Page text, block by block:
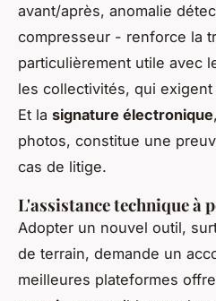
avant/après, anomalie
compresseur - renforce la
particulièrement utile avec
les collectivités, qui
Et la signature électronique
photos, constitue une
cas de litige.
L'assistance technique à
Adopter un nouvel outil,
de terrain, demande un
meilleures plateformes